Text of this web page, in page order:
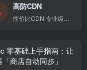
高防CDN
零基础上手指南：让
商店自动同步」